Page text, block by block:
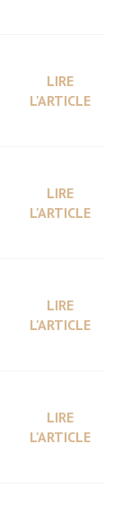
LIRE
L'ARTICLE
LIRE
L'ARTICLE
LIRE
L'ARTICLE
LIRE
L'ARTICLE